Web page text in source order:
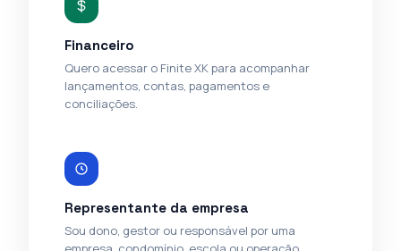
Financeiro
Quero acessar o Finite XK para acompanhar
lançamentos, contas, pagamentos e
conciliações.
Representante da empresa
Sou dono, gestor ou responsável por uma